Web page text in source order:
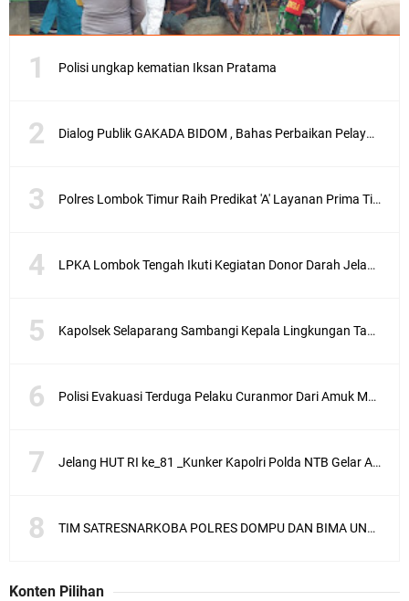
Polisi ungkap kematian Iksan Pratama
Dialog Publik GAKADA BIDOM , Bahas Perbaikan Pelayanan Medis di NTB
Polres Lombok Timur Raih Predikat 'A' Layanan Prima Tingkat Polres Jajaran
LPKA Lombok Tengah Ikuti Kegiatan Donor Darah Jelang HUT RI_ Ke 81
Kapolsek Selaparang Sambangi Kepala Lingkungan Taman Perkuat Sinergitas
Polisi Evakuasi Terduga Pelaku Curanmor Dari Amuk Masa
Jelang HUT RI ke_81 _Kunker Kapolri Polda NTB Gelar Apel Siaga Kamtibmas Serentak
TIM SATRESNARKOBA POLRES DOMPU DAN BIMA UNGKAP KASUS NARKOBA VIA JASA PENGIRIMAN BARANG JNE
Konten Pilihan